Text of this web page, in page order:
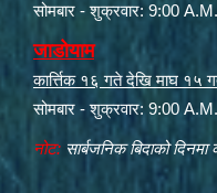
सोमबार - शुक्रवार: 9:00
जाडोयाम
कार्त्तिक १६ गते देखि माघ १५
सोमबार - शुक्रवार: 9:00
नोट: सार्बजनिक बिदाको